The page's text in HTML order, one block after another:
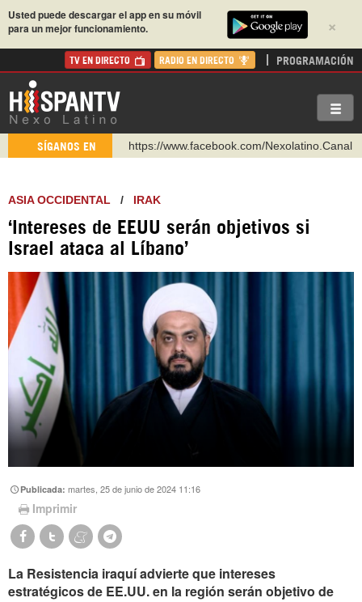
×
Usted puede descargar el app en su móvil
para un mejor funcionamiento.
TV EN DIRECTO RADIO EN DIRECTO PROGRAMACIÓN
SÍGANOS EN
https://www.facebook.com/Nexolatino.Canal
http://twitter.com/nexo_latino
https://t.me/hispantvcanal
https://urmedium.com/c/hispantv
Instagram como: hispan_tv
ASIA OCCIDENTAL / IRAK
‘Intereses de EEUU serán objetivos si
Israel ataca al Líbano’
Publicada:martes, 25 de junio de 2024 11:16
Imprimir
La Resistencia iraquí advierte que intereses
estratégicos de EE.UU. en la región serán objetivo de